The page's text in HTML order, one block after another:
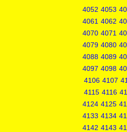
4052 4053
4061 4062
4070 4071
4079 4080
4088 4089
4097 4098
4106 4107
4115 4116
4124 4125
4133 4134
4142 4143